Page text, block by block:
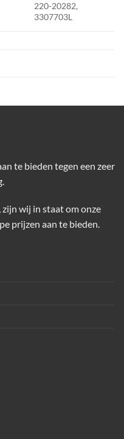
220-20282,
3307703L
te bieden tegen een zeer
wij in staat om onze
prijzen aan te bieden.